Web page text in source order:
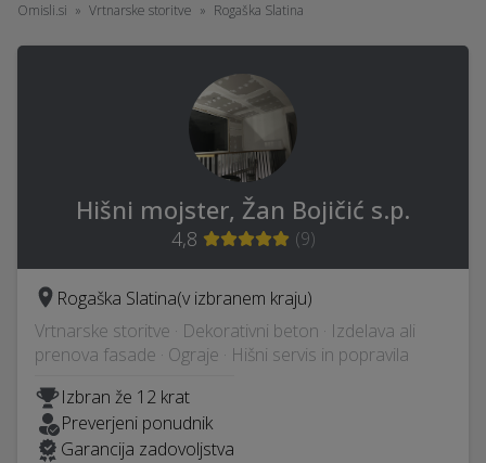
Omisli.si Vrtnarske storitve Rogaška Slatina
Hišni mojster, Žan Bojičić s.p.
4,8 (9)
Rogaška Slatina(v izbranem kraju)
Vrtnarske storitve · Dekorativni beton · Izdelava ali
prenova fasade · Ograje · Hišni servis in popravila
Izbran že 12 krat
Preverjeni ponudnik
Garancija zadovoljstva